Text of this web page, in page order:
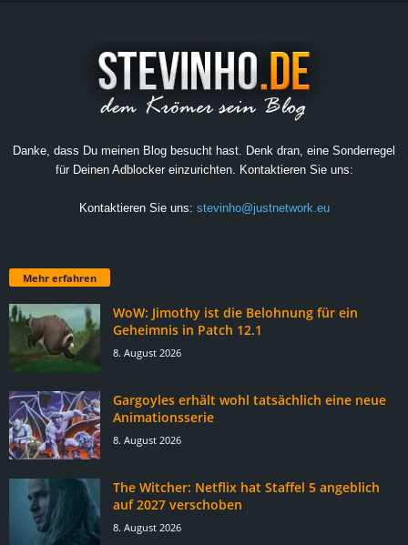
Danke, dass Du meinen Blog besucht hast. Denk dran, eine Sonderregel
für Deinen Adblocker einzurichten. Kontaktieren Sie uns:
Kontaktieren Sie uns: stevinho@justnetwork.eu
Mehr erfahren
WoW: Jimothy ist die Belohnung für ein
Geheimnis in Patch 12.1
8. August 2026
Gargoyles erhält wohl tatsächlich eine neue
Animationsserie
8. August 2026
The Witcher: Netflix hat Staffel 5 angeblich
auf 2027 verschoben
8. August 2026